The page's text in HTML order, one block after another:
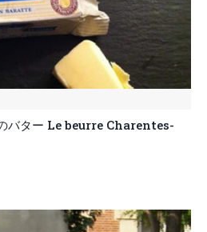
バター Le beurre Charentes-